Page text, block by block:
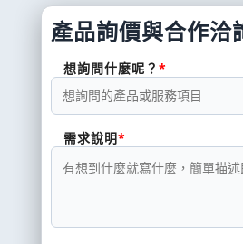
產品詢價與合作洽
想詢問什麼呢？
需求說明